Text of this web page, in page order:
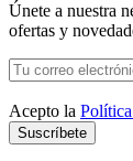
Únete a nuestra
ofertas y
Acepto la